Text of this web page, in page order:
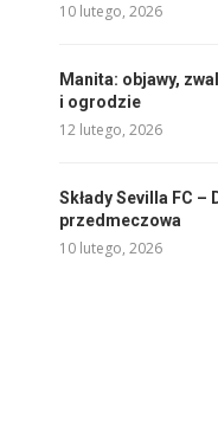
10 lutego, 2026
Manita: objawy,
i ogrodzie
12 lutego, 2026
Składy Sevilla FC
przedmeczowa
10 lutego, 2026